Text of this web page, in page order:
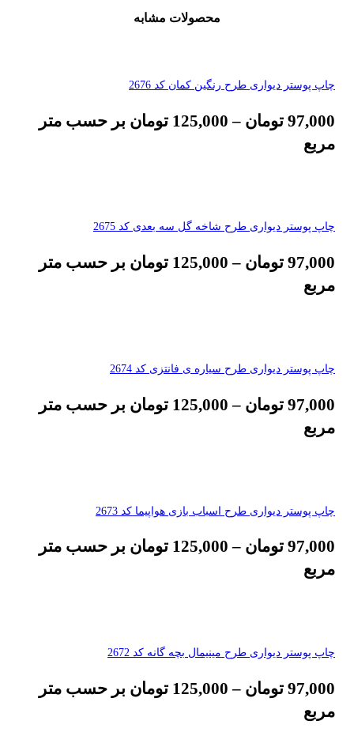
محصولات مشابه
چاپ پوستر دیواری طرح رنگین کمان کد 2676
97,000 تومان –
125,000 تومان بر حسب متر
مربع
چاپ پوستر دیواری طرح شاخه گل سه بعدی کد 2675
97,000 تومان –
125,000 تومان بر حسب متر
مربع
چاپ پوستر دیواری طرح سیاره ی فانتزی کد 2674
97,000 تومان –
125,000 تومان بر حسب متر
مربع
چاپ پوستر دیواری طرح اسباب بازی هواپیما کد 2673
97,000 تومان –
125,000 تومان بر حسب متر
مربع
چاپ پوستر دیواری طرح مینیمال بچه گانه کد 2672
97,000 تومان –
125,000 تومان بر حسب متر
مربع